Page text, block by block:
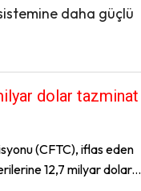
daha güçlü
dolar tazminat
(CFTC), iflas eden
12,7 milyar dolar...